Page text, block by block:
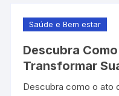
Saúde e Bem estar
Descubra
Transformar
Descubra como o ato